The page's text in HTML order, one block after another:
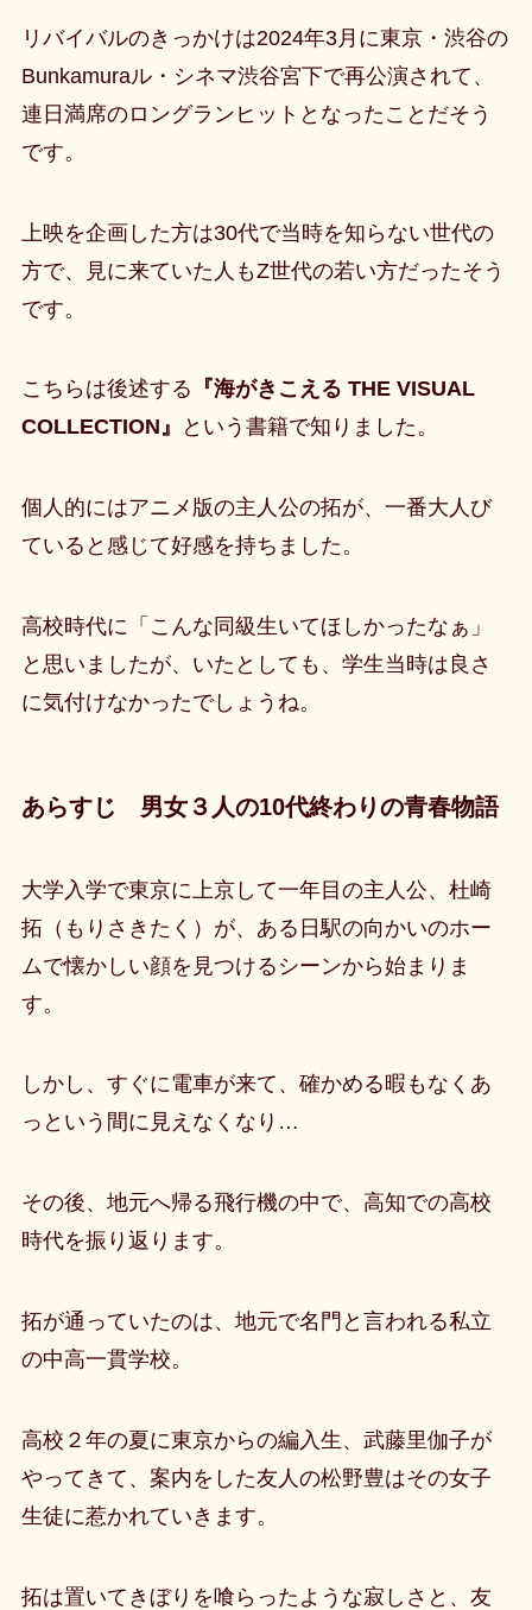
リバイバルのきっかけは2024年3月に東京・渋谷の
Bunkamuraル・シネマ渋谷宮下で再公演されて、
連日満席のロングランヒットとなったことだそう
です。
上映を企画した方は30代で当時を知らない世代の
方で、見に来ていた人もZ世代の若い方だったそう
です。
こちらは後述する 『海がきこえる THE VISUAL
COLLECTION』
という書籍で知りました。
個人的にはアニメ版の主人公の拓が、一番大人び
ていると感じて好感を持ちました。
高校時代に「こんな同級生いてほしかったなぁ」
と思いましたが、いたとしても、学生当時は良さ
に気付けなかったでしょうね。
あらすじ 男女３人の10代終わりの青春物語
大学入学で東京に上京して一年目の主人公、杜崎
拓（もりさきたく）が、ある日駅の向かいのホー
ムで懐かしい顔を見つけるシーンから始まりま
す。
しかし、すぐに電車が来て、確かめる暇もなくあ
っという間に見えなくなり…
その後、地元へ帰る飛行機の中で、高知での高校
時代を振り返ります。
拓が通っていたのは、地元で名門と言われる私立
の中高一貫学校。
高校２年の夏に東京からの編入生、武藤里伽子が
やってきて、案内をした友人の松野豊はその女子
生徒に惹かれていきます。
拓は置いてきぼりを喰らったような寂しさと、友